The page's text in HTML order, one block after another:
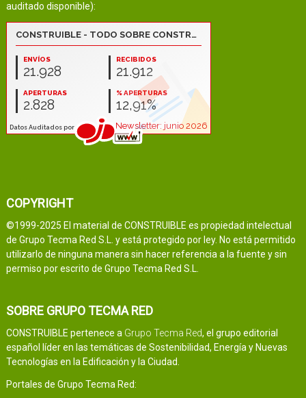
auditado disponible):
COPYRIGHT
©1999-2025 El material de CONSTRUIBLE es propiedad intelectual
de Grupo Tecma Red S.L. y está protegido por ley. No está permitido
utilizarlo de ninguna manera sin hacer referencia a la fuente y sin
permiso por escrito de Grupo Tecma Red S.L.
SOBRE GRUPO TECMA RED
CONSTRUIBLE pertenece a Grupo Tecma Red, el grupo editorial
español líder en las temáticas de Sostenibilidad, Energía y Nuevas
Tecnologías en la Edificación y la Ciudad.
Portales de Grupo Tecma Red: